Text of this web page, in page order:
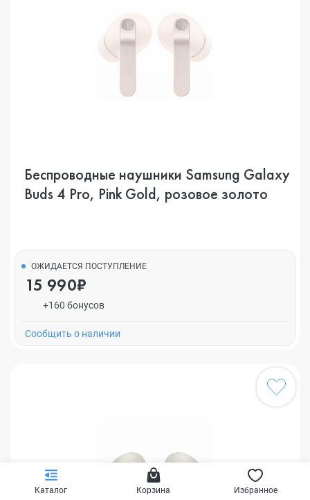
Каталог Корзина Избранное
Беспроводные наушники Samsung Galaxy
Buds 4 Pro, Pink Gold, розовое золото
ОЖИДАЕТСЯ ПОСТУПЛЕНИЕ
15 990₽
+160 бонусов
Cообщить о наличии